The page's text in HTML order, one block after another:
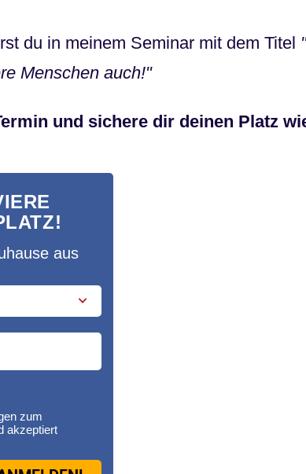
du in meinem Seminar mit dem Titel
Menschen auch!"
und sichere dir deinen Platz